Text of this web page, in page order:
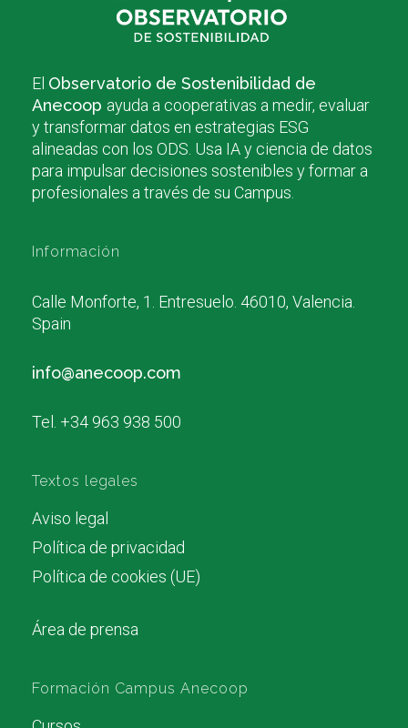
El Observatorio de Sostenibilidad de
Anecoop ayuda a cooperativas a medir, evaluar
y transformar datos en estrategias ESG
alineadas con los ODS. Usa IA y ciencia de datos
para impulsar decisiones sostenibles y formar a
profesionales a través de su Campus.
Información
Calle Monforte, 1. Entresuelo. 46010, Valencia.
Spain
info@anecoop.com
Tel. +34 963 938 500
Textos legales
Aviso legal
Política de privacidad
Política de cookies (UE)
Área de prensa
Formación Campus Anecoop